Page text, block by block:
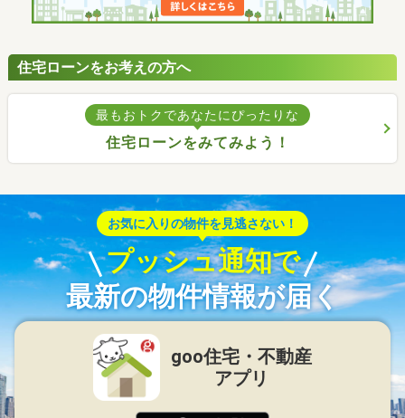
住宅ローンをお考えの方へ
最もおトクであなたにぴったりな
住宅ローンをみてみよう！
お気に入りの物件を見逃さない！
プッシュ通知で
最新の物件情報が届く
goo住宅・不動産
アプリ